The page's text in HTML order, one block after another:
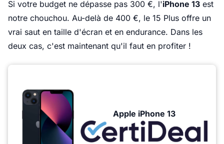
Si votre budget ne dépasse pas 300 €, l'iPhone 13 est
notre chouchou. Au-delà de 400 €, le 15 Plus offre un
vrai saut en taille d'écran et en endurance. Dans les
deux cas, c'est maintenant qu'il faut en profiter !
Apple iPhone 13